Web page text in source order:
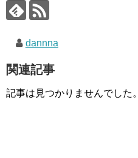
dannna
関連記事
記事は見つかりませんでした。